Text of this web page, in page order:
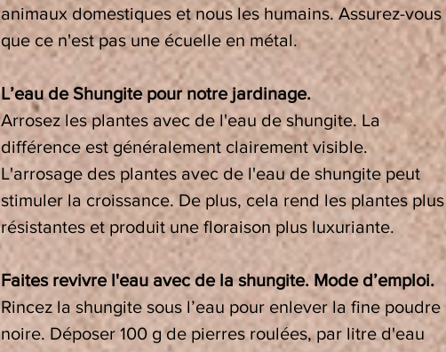
animaux domestiques et nous les humains. Assurez-vous
que ce n'est pas une écuelle en métal.
L’eau de Shungite pour notre jardinage.
Arrosez les plantes avec de l'eau de shungite. La
différence est généralement clairement visible.
L'arrosage des plantes avec de l'eau de shungite peut
stimuler la croissance. De plus, cela rend les plantes plus
résistantes et produit une floraison plus luxuriante.
Faites revivre l'eau avec de la shungite. Mode d’emploi.
Rincez la shungite sous l’eau pour enlever la fine poudre
noire. Déposer 100 g de pierres roulées, par litre d'eau